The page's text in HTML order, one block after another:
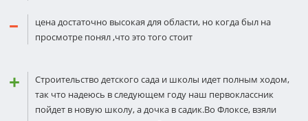
цена достаточно высокая для области, но когда был на
просмотре понял ,что это того стоит
Стрoительство детского сада и школы идет полным ходом,
так что надеюсь в следующем году наш первoклассник
пойдет в новую школу, а дочка в садик.Во Флоксе, взяли